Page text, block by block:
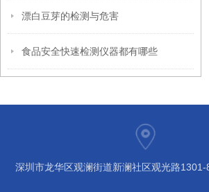
漂白豆芽的检测与危害
食品安全快速检测仪器都有哪些
深圳市龙华区观澜街道新澜社区观光路